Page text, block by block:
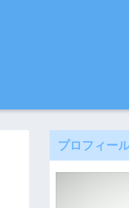
プロフィー